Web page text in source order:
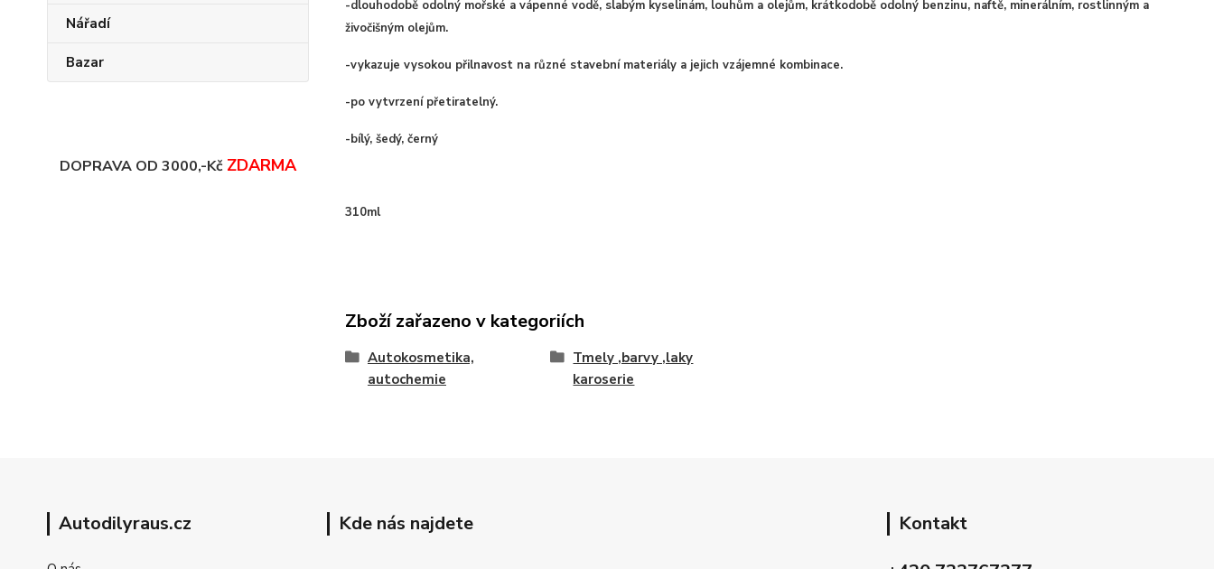
Nářadí
Bazar
DOPRAVA OD 3000,-Kč ZDARMA
-dlouhodobě odolný mořské a vápenné vodě, slabým kyselinám, louhům a olejům, krátkodobě odolný benzinu, naftě, minerálním, rostlinným a
živočišným olejům.
-vykazuje vysokou přilnavost na různé stavební materiály a jejich vzájemné kombinace.
-po vytvrzení přetiratelný.
-bílý, šedý, černý
310ml
Zboží zařazeno v kategoriích
Autokosmetika,
autochemie
Tmely ,barvy ,laky
karoserie
Autodilyraus.cz Kde nás najdete
Kontakt